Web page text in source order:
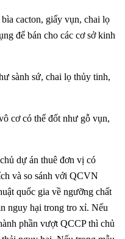
cacton, giấy vụn, chai lọ
để bán cho các cơ sở kinh
sành sứ, chai lọ thủy tinh,
cơ có thể đốt như gỗ vụn,
dự án thuê đơn vị có
và so sánh với QCVN
quốc gia về ngưỡng chất
nguy hại trong tro xỉ. Nếu
phần vượt QCCP thì chủ